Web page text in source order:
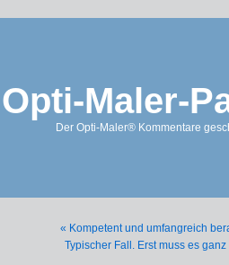
Opti-Maler-
Der Opti-Maler® Kommentare
« Kompetent und umfangreich
Typischer Fall. Erst muss es